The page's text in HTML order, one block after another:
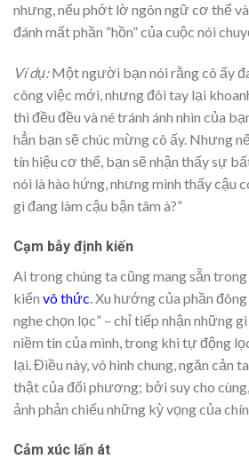
nhưng, nếu phớt lờ ngôn ngữ cơ thể
đánh mất phần “hồn” của cuộc nói
Ví dụ:Một người bạn nói rằng cô ấy
công việc mới, nhưng đôi tay lại
thì đều đều và né tránh ánh nhìn của
hẳn bạn sẽ chúc mừng cô ấy. Nhưng
tín hiệu cơ thể, bạn sẽ nhận thấy sự
nói là hào hứng, nhưng mình thấy cậu
gì đang làm cậu bận tâm à?”
Cạm bẫy định kiến
Ai trong chúng ta cũng mang sẵn
kiến vô thức. Xu hướng của phần
nghe chọn lọc” – chỉ tiếp nhận những
niềm tin của mình, trong khi tự động
lại. Điều này, vô hình chung, ngăn cản
thật của đối phương; bởi suy cho
ảnh phản chiếu những kỳ vọng của
Cảm xúc lấn át